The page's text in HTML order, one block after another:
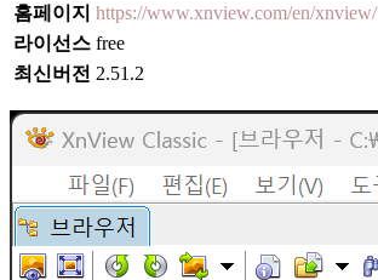
홈페이지 https://www.xnview.com/en/xnview/
라이선스 free
최신버전 2.51.2